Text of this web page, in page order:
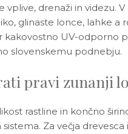
vplive, drenaži in videzu.
glinaste lonce, lahke a
UV-odporno
slovenskemu podnebju.
pravi zunanji
rastline in končno
Za večja drevesca